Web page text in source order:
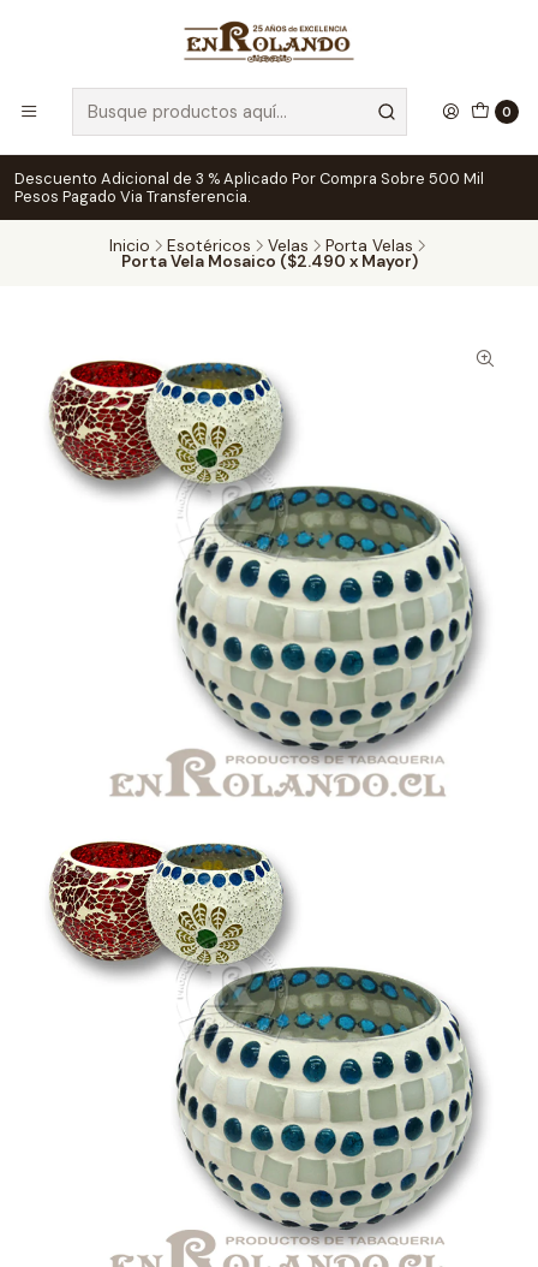
0
Descuento Adicional de 3 % Aplicado Por Compra Sobre 500 Mil
Pesos Pagado Via Transferencia.
Inicio Esotéricos Velas Porta Velas
Porta Vela Mosaico ($2.490 x Mayor)